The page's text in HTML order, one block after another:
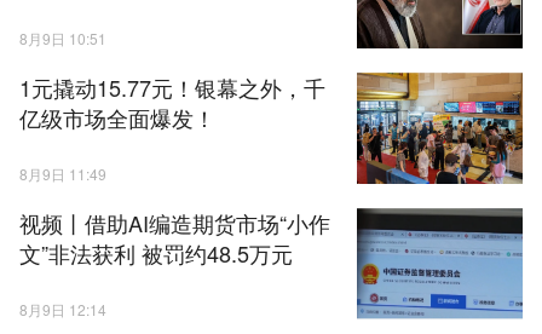
8月9日 10:51
1元撬动15.77元！银幕之外，千
亿级市场全面爆发！
8月9日 11:49
视频丨借助AI编造期货市场“小作
文”非法获利 被罚约48.5万元
8月9日 12:14